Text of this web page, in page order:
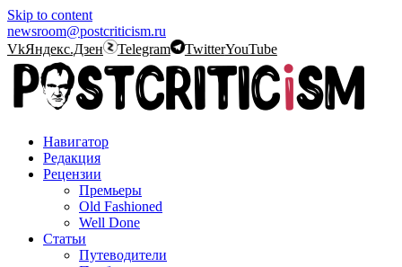
Skip to content
newsroom@postcriticism.ru
VkЯндекс.Дзен Telegram TwitterYouTube
Навигатор
Редакция
Рецензии
Премьеры
Old Fashioned
Well Done
Статьи
Путеводители